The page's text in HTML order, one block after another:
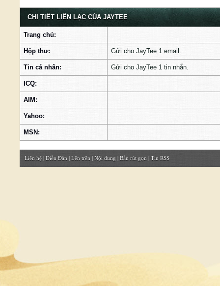
CHI TIẾT LIÊN LẠC CỦA JAYTEE
Trang chủ:
Hộp thư: Gửi cho JayTee 1 email.
Tin cá nhân: Gửi cho JayTee 1 tin nhắn.
ICQ:
AIM:
Yahoo:
MSN:
Liên hệ | Diễn Đàn | Lên trên | Nội dung | Bản rút gọn | Tin RSS